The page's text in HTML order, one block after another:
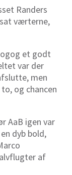
Randers
værterne,
et godt
var der
men
og chancen
AaB igen var
dyb bold,
af